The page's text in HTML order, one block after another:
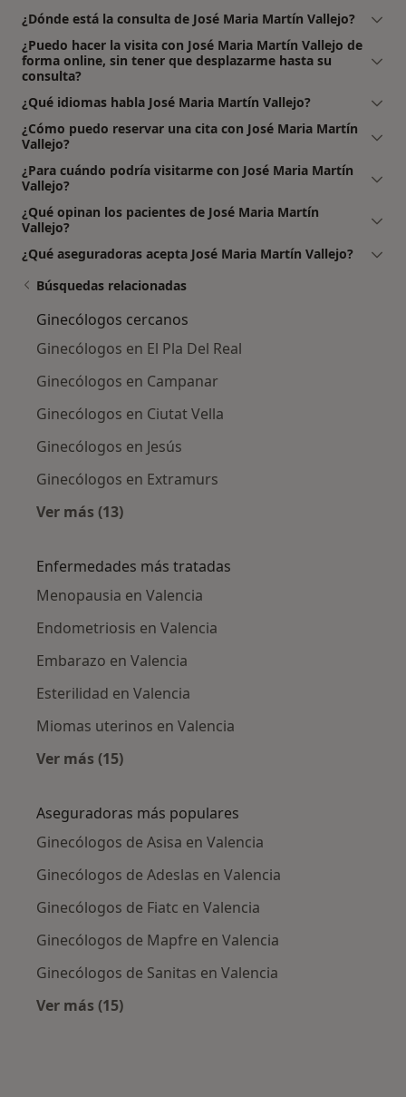
¿Dónde está la consulta de José Maria Martín Vallejo?
¿Puedo hacer la visita con José Maria Martín Vallejo de
forma online, sin tener que desplazarme hasta su
consulta?
¿Qué idiomas habla José Maria Martín Vallejo?
¿Cómo puedo reservar una cita con José Maria Martín
Vallejo?
¿Para cuándo podría visitarme con José Maria Martín
Vallejo?
¿Qué opinan los pacientes de José Maria Martín
Vallejo?
¿Qué aseguradoras acepta José Maria Martín Vallejo?
Búsquedas relacionadas
Ginecólogos cercanos
Ginecólogos en El Pla Del Real
Ginecólogos en Campanar
Ginecólogos en Ciutat Vella
Ginecólogos en Jesús
Ginecólogos en Extramurs
Ver más (13)
Enfermedades más tratadas
Menopausia en Valencia
Endometriosis en Valencia
Embarazo en Valencia
Esterilidad en Valencia
Miomas uterinos en Valencia
Ver más (15)
Aseguradoras más populares
Ginecólogos de Asisa en Valencia
Ginecólogos de Adeslas en Valencia
Ginecólogos de Fiatc en Valencia
Ginecólogos de Mapfre en Valencia
Ginecólogos de Sanitas en Valencia
Ver más (15)